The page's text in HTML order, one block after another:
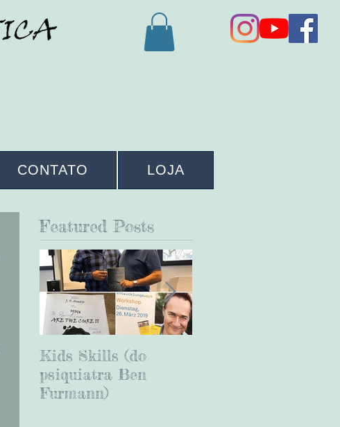
CONTATO LOJA
Featured Posts
Kids Skills (do
psiquiatra Ben
Furmann)